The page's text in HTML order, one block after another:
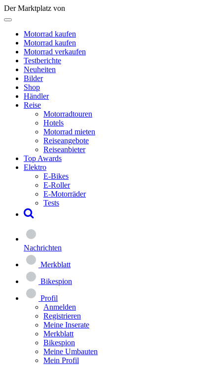
Der Marktplatz von
Motorrad kaufen
Motorrad kaufen
Motorrad verkaufen
Testberichte
Neuheiten
Bilder
Shop
Händler
Reise
Motorradtouren
Hotels
Motorrad mieten
Reiseangebote
Reiseanbieter
Top Awards
Elektro
E-Bikes
E-Roller
E-Motorräder
Tests
Nachrichten
Merkblatt
Bikespion
Profil
Anmelden
Registrieren
Meine Inserate
Merkblatt
Bikespion
Meine Umbauten
Mein Profil